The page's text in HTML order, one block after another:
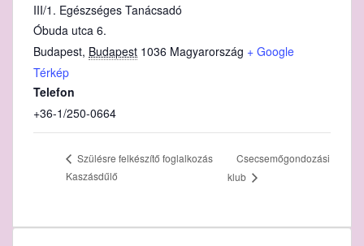
III/1. Egészséges Tanácsadó
Óbuda utca 6.
Budapest, Budapest 1036 Magyarország + Google
Térkép
Telefon
+36-1/250-0664
Szülésre felkészítő foglalkozás
Kaszásdűlő
Csecsemőgondozási
klub